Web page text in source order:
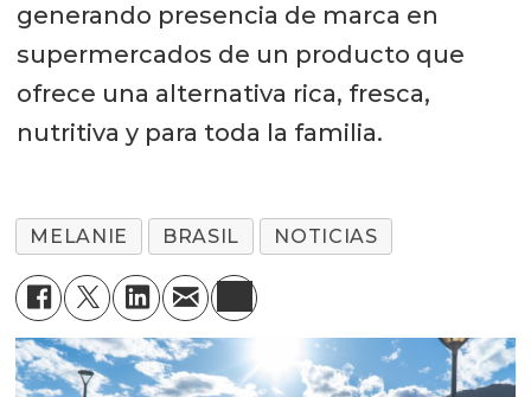
generando presencia de marca en
supermercados de un producto que
ofrece una alternativa rica, fresca,
nutritiva y para toda la familia.
MELANIE BRASIL NOTICIAS